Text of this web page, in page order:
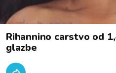
Rihannino carstvo od
glazbe